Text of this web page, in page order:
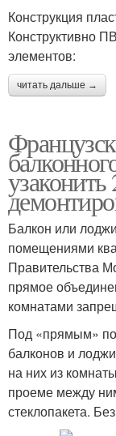
Конструкция
Конструктивно
элементов:
читать дальше →
Балкон или
помещениями
Правительства
прямое
комнатами
Под «прямым»
балконов и
на них из
проеме между
стеклопакета.